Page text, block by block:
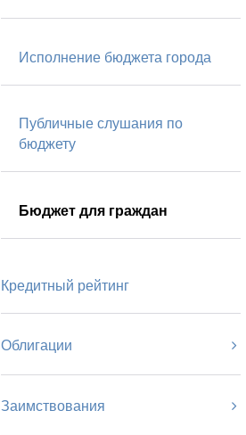
Исполнение бюджета города
Публичные слушания по
бюджету
Бюджет для граждан
Кредитный рейтинг
Облигации
Заимствования